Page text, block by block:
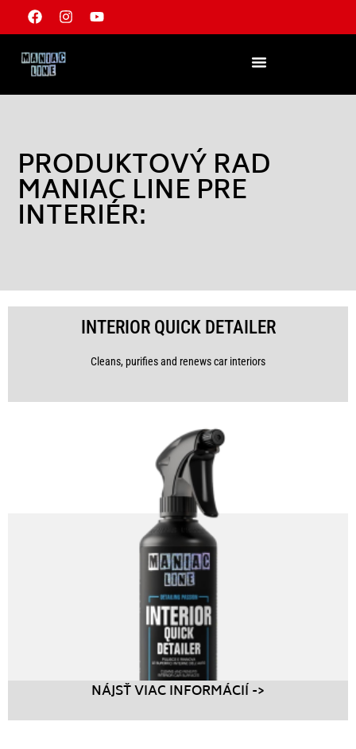
PRODUKTOVÝ RAD
MANIAC LINE PRE
INTERIÉR:
INTERIOR QUICK DETAILER
Cleans, purifies and renews car interiors
NÁJSŤ VIAC INFORMÁCIÍ ->